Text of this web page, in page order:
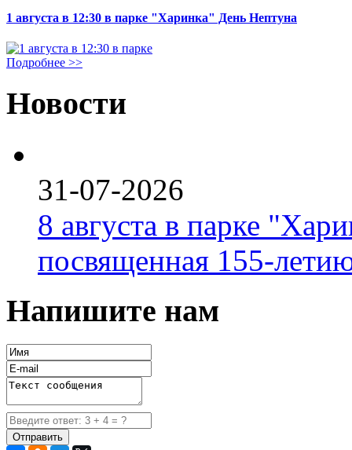
1 августа в 12:30 в парке "Харинка" День Нептуна
Подробнее >>
Новости
31-07-2026
8 августа в парке
посвященная 155-
Напишите нам